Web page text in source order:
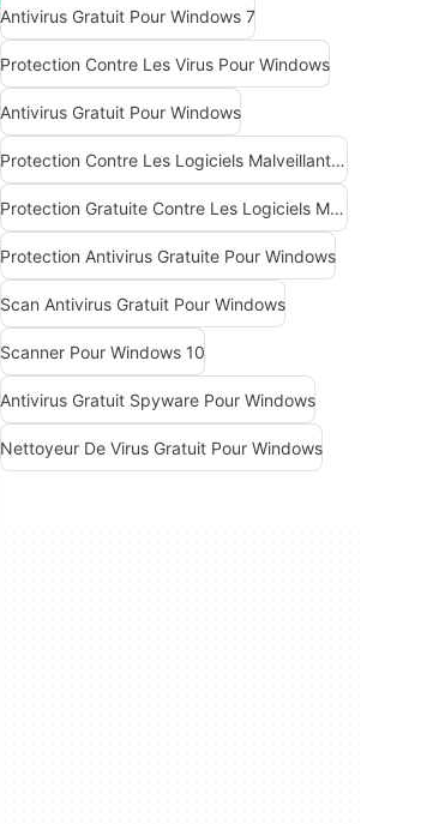
Antivirus Gratuit Pour Windows 7
Protection Contre Les Virus Pour Windows
Antivirus Gratuit Pour Windows
Protection Contre Les Logiciels Malveillants Pour Windows
Protection Gratuite Contre Les Logiciels Malveillants Pour Windows
Protection Antivirus Gratuite Pour Windows
Scan Antivirus Gratuit Pour Windows
Scanner Pour Windows 10
Antivirus Gratuit Spyware Pour Windows
Nettoyeur De Virus Gratuit Pour Windows